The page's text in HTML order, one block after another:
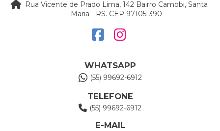
Rua Vicente de Prado Lima, 142 Bairro Camobi, Santa
Maria - RS. CEP 97105-390
WHATSAPP
(55) 99692-6912
TELEFONE
(55) 99692-6912
E-MAIL